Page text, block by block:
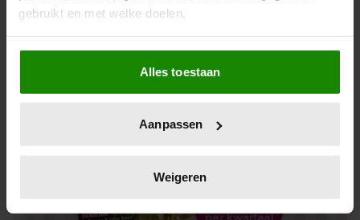
gebruikt en met welke doelen.
Als u het toestaat, willen we ook graag:
Informatie verzamelen over uw geografische locatie,
die tot een paar meter nauwkeurig kan zijn
op specifieke eigenschappen (fingerprinting)
verwerkt en stel uw voorkeuren in het
intrekken in de Cookieverklaring.
Alles toestaan
Aanpassen
Weigeren
Los kopen